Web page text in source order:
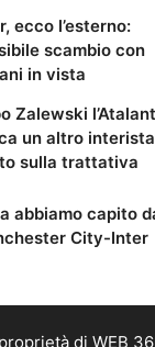
ecco l’esterno:
scambio con
in vista
Zalewski
un altro
sulla trattativa
abbiamo capito
City-Inter
di WEB